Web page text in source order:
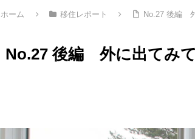
ホーム 移住レポート No.27 後編
No.27 後編 外に出てみ